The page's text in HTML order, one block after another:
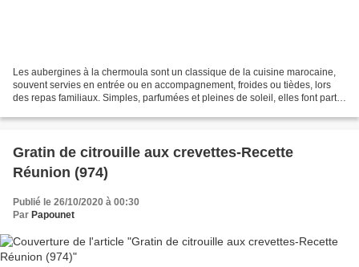
Les aubergines à la chermoula sont un classique de la cuisine marocaine,
souvent servies en entrée ou en accompagnement, froides ou tièdes, lors
des repas familiaux. Simples, parfumées et pleines de soleil, elles font partie
Gratin de citrouille aux crevettes-Recette
Réunion (974)
Publié le 26/10/2020 à 00:30
Par Papounet